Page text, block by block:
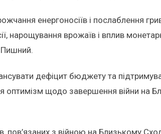
енергоносіїв і послаблення
нарощування врожаїв і вплив
Пишний.
дефіцит бюджету та
оптимізм щодо завершення війни на